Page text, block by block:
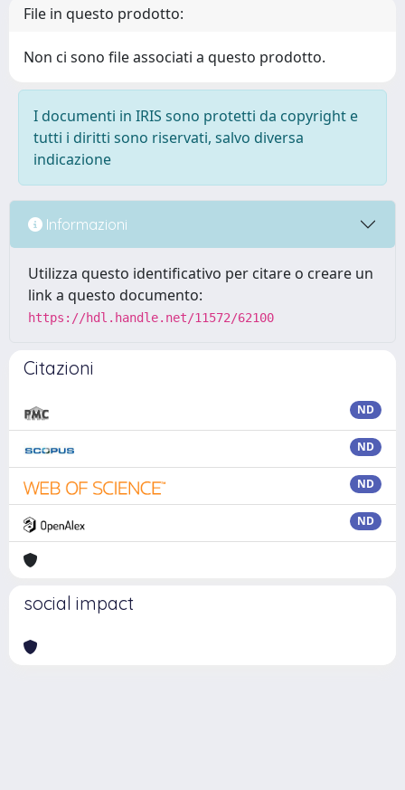
File in questo prodotto:
Non ci sono file associati a questo prodotto.
I documenti in IRIS sono protetti da copyright e
tutti i diritti sono riservati, salvo diversa
indicazione
Informazioni
Utilizza questo identificativo per citare o creare un
link a questo documento:
https://hdl.handle.net/11572/62100
Citazioni
ND
ND
ND
ND
social impact